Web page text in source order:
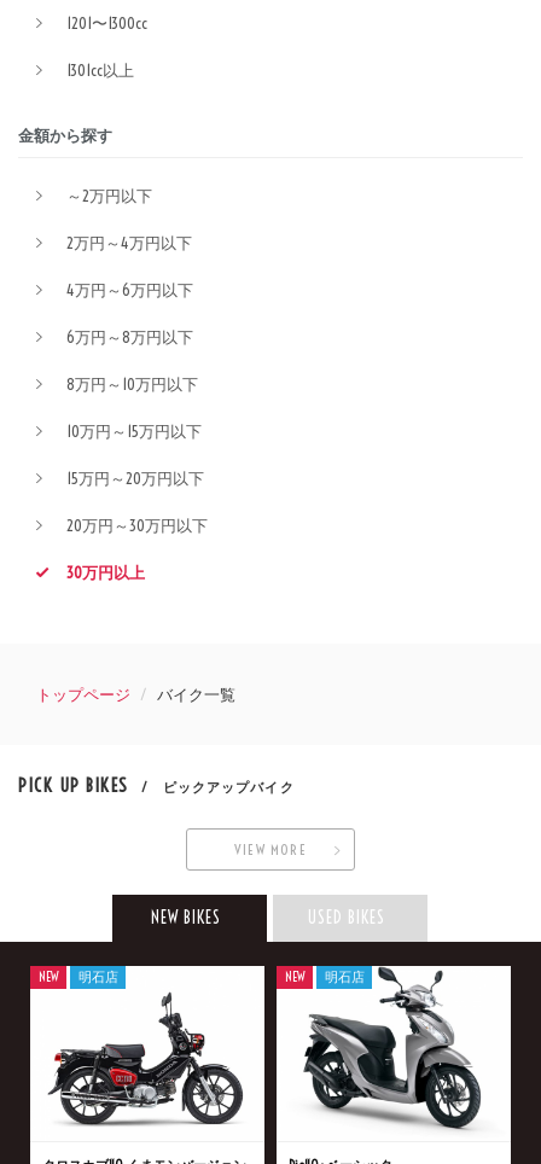
1201〜1300cc
1301cc以上
金額から探す
～2万円以下
2万円～4万円以下
4万円～6万円以下
6万円～8万円以下
8万円～10万円以下
10万円～15万円以下
15万円～20万円以下
20万円～30万円以下
30万円以上
トップページ バイク一覧
PICK UP BIKES / ピックアップバイク
VIEW MORE
NEW BIKES USED BIKES
NEW 明石店 NEW 明石店